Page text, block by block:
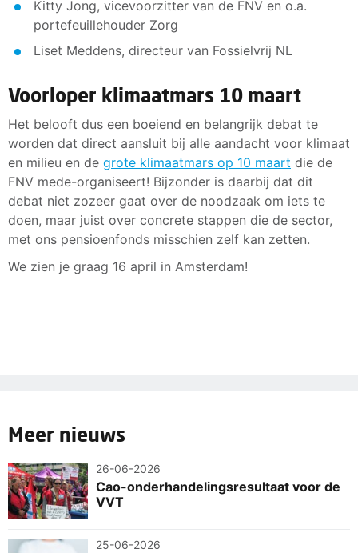
Kitty Jong, vicevoorzitter van de FNV en o.a.
portefeuillehouder Zorg
Liset Meddens, directeur van Fossielvrij NL
Voorloper klimaatmars 10 maart
Het belooft dus een boeiend en belangrijk debat te
worden dat direct aansluit bij alle aandacht voor klimaat
en milieu en de grote klimaatmars op 10 maart die de
FNV mede-organiseert! Bijzonder is daarbij dat dit
debat niet zozeer gaat over de noodzaak om iets te
doen, maar juist over concrete stappen die de sector,
met ons pensioenfonds misschien zelf kan zetten.
We zien je graag 16 april in Amsterdam!
Meer nieuws
26-06-2026
Cao-onderhandelingsresultaat voor de
VVT
25-06-2026